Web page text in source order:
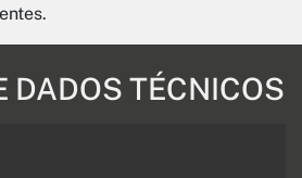
DADOS TÉCNICOS